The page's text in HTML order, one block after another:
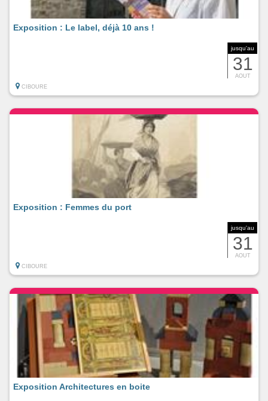
jusqu'au
31
AOUT
Exposition : Le label, déjà 10 ans !
CIBOURE
jusqu'au
31
AOUT
Exposition : Femmes du port
CIBOURE
Exposition Architectures en boite